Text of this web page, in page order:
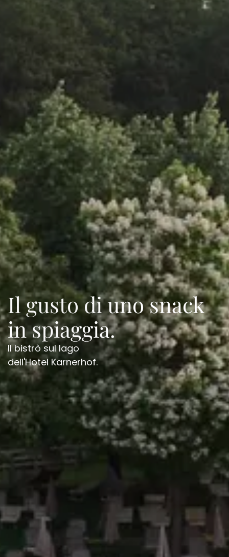
----
--
Il gusto di uno snack
in spiaggia.
Il bistrò sul lago
dell'Hotel Karnerhof.